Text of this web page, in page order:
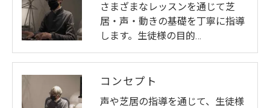
さまざまなレッスンを通じて芝
居・声・動きの基礎を丁寧に指導
します。生徒様の目的…
コンセプト
声や芝居の指導を通じて、生徒様